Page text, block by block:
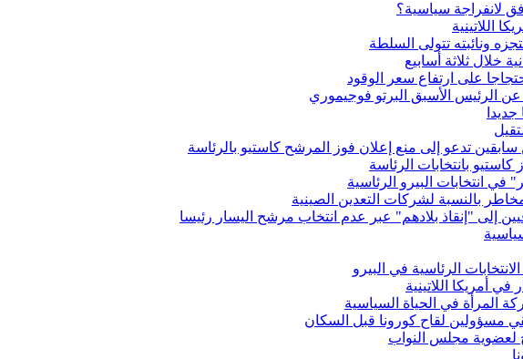
لانفراجة سياسية؟
اللاتينية
ونائبته تتولى السلطة
خلال ثلاثة أسابيع
على ارتفاع سعر الوقود
عن الرئيس الأسبق البرتو فوجيموري
تدعو إلى منع إعلان فوز المرشح كاستيو بالرئاسة
كاستيو بانتخابات الرئاسة
انتخابات البيرو الرئاسية
بالنسبة لشركات التعدين الصينية
إلى "إنقاذ بلادهم" عبر عدم انتخاب مرشح اليسار رئيسا
الرئاسية في البيرو
أمريكا اللاتينية
المرأة في الحياة السياسية
مسؤولين لقاح كورونا قبل السكان
لعضوية مجلس النواب